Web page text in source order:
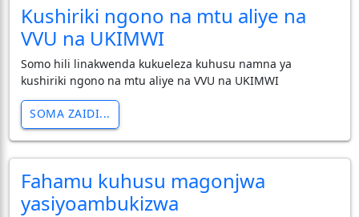
Kushiriki ngono na mtu aliye na
VVU na UKIMWI
Somo hili linakwenda kukueleza kuhusu namna ya
kushiriki ngono na mtu aliye na VVU na UKIMWI
SOMA ZAIDI...
Fahamu kuhusu magonjwa
yasiyoambukizwa